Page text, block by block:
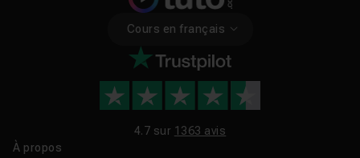
Cours en français
4.7 sur 1363 avis
À propos